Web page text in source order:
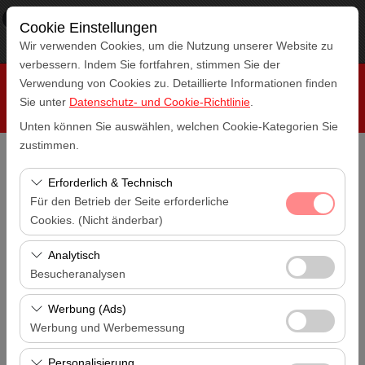
× RepeatCar
www.repeatcar.com
Frei - In Google Play
Cookie Einstellungen
Wir verwenden Cookies, um die Nutzung unserer Website zu
verbessern. Indem Sie fortfahren, stimmen Sie der
Verwendung von Cookies zu. Detaillierte Informationen finden
Sie unter Datenschutz- und Cookie-Richtlinie
Unten können Sie auswählen, welchen Cookie-Kategorien Sie
zustimmen.
Erforderlich & Technisch
Für den Betrieb der Seite erforderliche
Cookies. (Nicht änderbar)
Diese Cookies sind für das ordnungsgemäße
Funktionieren der Website, die Sicherheit, die
Sitzungsverwaltung und grundlegende Funktionen
erforderlich. Sie können nicht deaktiviert werden.
Analytisch
Besucheranalysen
Diese Cookies ermöglichen es uns, zu analysieren, wie
unsere Website genutzt wird (Besucherzahl,
meistbesuchte Seiten, Nutzerverhalten). Diese Daten
werden verwendet, um die Leistung der Website zu
Werbung (Ads)
Werbung und Werbemessung
Diese Cookies ermöglichen es uns, Ihnen auf Ihre
Abholstation
Antalya Flughafen (AYT)
Eine andere Rückgabestation auswählen
Antalya Flughafen (AYT)
Abholdatum & Zeit
14:00
Rückgabedatum & Zeit
14:00